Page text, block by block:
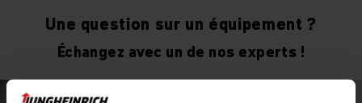
Une question sur un équipement ?
Échangez avec un de nos experts !